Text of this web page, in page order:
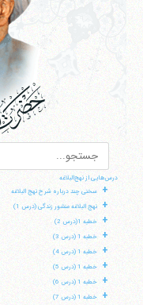
درس‌هایی از نهج‌البلاغه
+ سخنی چند درباره شرح نهج البلاغه
+ نهج البلاغه منشور زندگی (درس 1)
+ خطبه 1(درس 2)
+ خطبه 1 (درس 3)
+ خطبه 1 (درس 4)
+ خطبه 1 (درس 5)
+ خطبه 1 (درس 6)
+ خطبه 1 (درس 7)